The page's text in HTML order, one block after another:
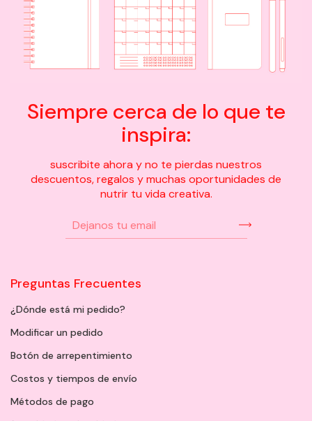
Siempre cerca de lo que te
inspira:
suscribite ahora y no te pierdas nuestros
descuentos, regalos y muchas oportunidades de
nutrir tu vida creativa.
Preguntas Frecuentes
¿Dónde está mi pedido?
Modificar un pedido
Botón de arrepentimiento
Costos y tiempos de envío
Métodos de pago